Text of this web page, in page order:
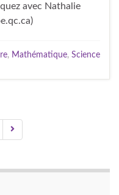
avec Nathalie
, Mathématique, Science